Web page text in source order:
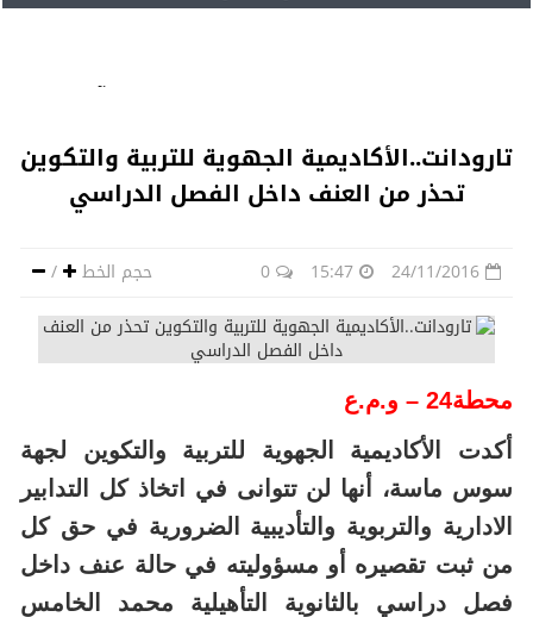
تارودانت..الأكاديمية الجهوية للتربية والتكوين
تحذر من العنف داخل الفصل الدراسي
حجم الخط / 24/11/2016
15:47
0
محطة24 – و.م.ع
أكدت الأكاديمية الجهوية للتربية والتكوين لجهة
سوس ماسة، أنها لن تتوانى في اتخاذ كل التدابير
الادارية والتربوية والتأديبية الضرورية في حق كل
من ثبت تقصيره أو مسؤوليته في حالة عنف داخل
فصل دراسي بالثانوية التأهيلية محمد الخامس